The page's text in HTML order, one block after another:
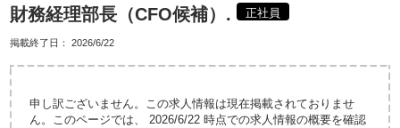
財務経理部長（CFO候補）. 正社員
掲載終了日： 2026/6/22
申し訳ございません。この求人情報は現在掲載されておりませ
ん。このページでは、 2026/6/22 時点での求人情報の概要を確認